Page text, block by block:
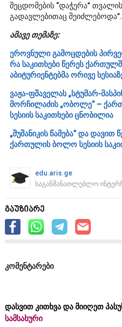
შეცდომების “დაჭერა”
გადავლებითაც შეიძლებოდა”.
ამავე თემაზე:
ეროვნული გამოცდების
რა საკითხები წერეს
აბიტურიენტებმა ორივე
ვაჟა-ფშაველას „სტუმარ-
მორჩილაძის „ობოლე“ –
სესიის საკითხები ცნობილია
„შუშანიკის წამება“ და დავით
ქართულის ბოლო სესიის
edu.aris.ge
საგანმანათლებლო
გაუზიარე
კომენტარები
დასვით კითხვა და მიიღეთ
სამსახური